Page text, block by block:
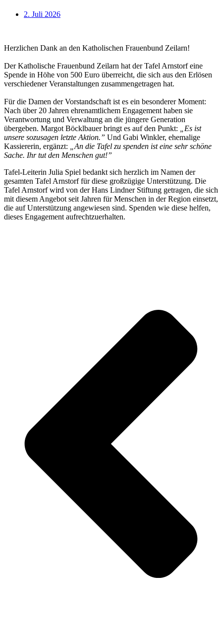
2. Juli 2026
Herzlichen Dank an den Katholischen Frauenbund Zeilarn!
Der Katholische Frauenbund Zeilarn hat der Tafel Arnstorf eine
Spende in Höhe von 500 Euro überreicht, die sich aus den Erlösen
verschiedener Veranstaltungen zusammengetragen hat.
Für die Damen der Vorstandschaft ist es ein besonderer Moment:
Nach über 20 Jahren ehrenamtlichem Engagement haben sie
Verantwortung und Verwaltung an die jüngere Generation
übergeben. Margot Böcklbauer bringt es auf den Punkt:
„Es ist
unsere sozusagen letzte Aktion.” Und Gabi Winkler, ehemalige
Kassiererin, ergänzt:
„An die Tafel zu spenden ist eine sehr schöne
Sache. Ihr tut den Menschen gut!”
Tafel-Leiterin Julia Spiel bedankt sich herzlich im Namen der
gesamten Tafel Arnstorf für diese großzügige Unterstützung. Die
Tafel Arnstorf wird von der Hans Lindner Stiftung getragen, die sich
mit diesem Angebot seit Jahren für Menschen in der Region einsetzt,
die auf Unterstützung angewiesen sind. Spenden wie diese helfen,
dieses Engagement aufrechtzuerhalten.